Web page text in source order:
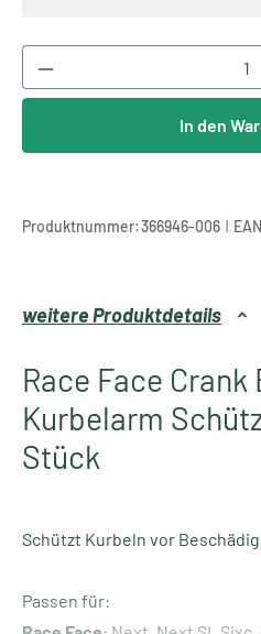
Produkt Anzahl: Gib
In den
Produktnummer:366946-006 |
weitere Produktdetails
Race Face Crank
Kurbelarm
Stück
Schützt Kurbeln vor
Passen für: